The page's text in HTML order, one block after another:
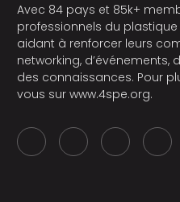
Avec 84 pays et 85k+
professionnels du
aidant à renforcer leurs
networking,
des connaissances. Pour
vous sur www.4spe.org.